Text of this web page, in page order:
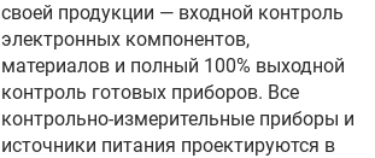
своей продукции — входной контроль
электронных компонентов,
материалов и полный 100% выходной
контроль готовых приборов. Все
контрольно-измерительные приборы и
источники питания проектируются в